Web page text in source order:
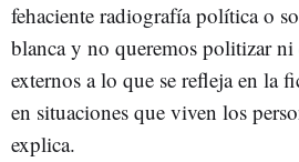
fehaciente radiografía política o
blanca y no queremos politizar ni
externos a lo que se refleja en la
en situaciones que viven los
explica.